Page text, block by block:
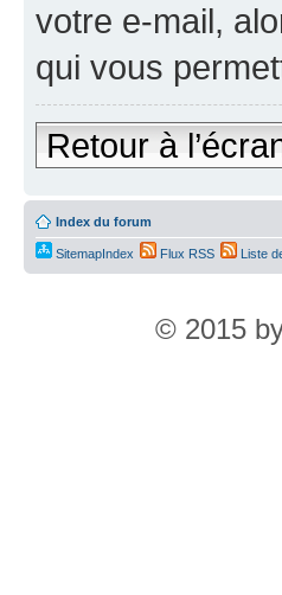
votre e-mail,
qui vous
Retour à
Index du forum
SitemapIndex Flux RSS Liste
© 2015